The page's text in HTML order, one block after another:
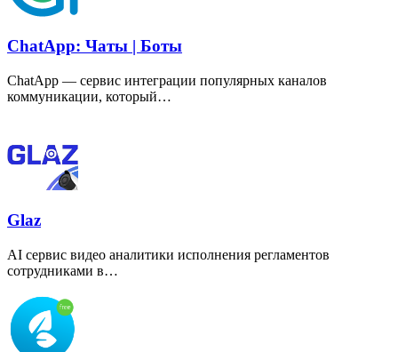
ChatApp: Чаты | Боты
ChatApp — сервис интеграции популярных каналов
коммуникации, который…
Glaz
AI сервис видео аналитики исполнения регламентов
сотрудниками в…